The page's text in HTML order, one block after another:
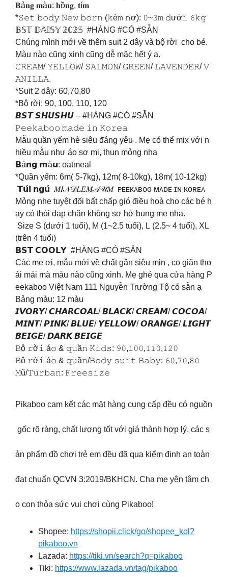
𝐁ả𝐧𝐠 𝐦à𝐮: 𝐡ồ𝐧𝐠, 𝐭í𝐦
*𝚂𝚎𝚝 𝚋𝚘𝚍𝚢 𝙽𝚎𝚠 𝚋𝚘𝚛𝚗 (𝚔è𝚖 𝚗ơ): 𝟶~𝟹𝚖 𝚍ướ𝚒 𝟼𝚔𝚐
𝔹𝕊𝕋 𝔻𝔸𝕀𝕊𝕐 𝟚𝟘𝟚𝟝 #HÀNG #CÓ #SẴN
Chúng mình mới về thêm suit 2 dây và bộ rời cho bé.
Màu nào cũng xinh cũng dễ mặc hết ý ạ.
𝙲𝚁𝙴𝙰𝙼/ 𝚈𝙴𝙻𝙻𝙾𝚆/ 𝚂𝙰𝙻𝙼𝙾𝙽/ 𝙶𝚁𝙴𝙴𝙽/ 𝙻𝙰𝚅𝙴𝙽𝙳𝙴𝚁/ 𝚅
𝙰𝙽𝙸𝙻𝙻𝙰.
*Suit 2 dây: 60,70,80
*Bộ rời: 90, 100, 110, 120
𝘽𝙎𝙏 𝙎𝙃𝙐𝙎𝙃𝙐 – #HÀNG #CÓ #SẴN
𝙿𝚎𝚎𝚔𝚊𝚋𝚘𝚘 𝚖𝚊𝚍𝚎 𝚒𝚗 𝙺𝚘𝚛𝚎𝚊
Mẫu quần yếm hè siêu đáng yêu . Mẹ có thể mix với n
hiều mẫu như áo sơ mi, thun mỏng nha
𝗕ả𝗻𝗴 𝗺à𝘂: oatmeal
*Quần yếm: 6m( 5-7kg), 12m( 8-10kg), 18m( 10-12kg)
𝗧𝘂́𝗶 𝗻𝗴𝘂̉ 𝑀𝐼𝒩𝒟𝐿𝐸𝑀𝒜𝒰𝑀 ᴘᴇᴇᴋᴀʙᴏᴏ ᴍᴀᴅᴇ ɪɴ ᴋᴏʀᴇᴀ
Mỏng nhẹ tuyệt đối bất chấp gió điều hoà cho các bé h
ay có thói đạp chăn không sợ hở bụng mẹ nha.
Size S (dưới 1 tuổi), M (1~2.5 tuổi), L (2.5~ 4 tuổi), XL
(trên 4 tuổi)
𝗕𝗦𝗧 𝗖𝗢𝗢𝗟𝗬 #HÀNG #CÓ #SẴN
Các mẹ ơi, mẫu mới về chất gân siêu mịn , co giãn tho
ải mái mà màu nào cũng xinh. Mẹ ghé qua cửa hàng P
eekaboo Việt Nam 111 Nguyễn Trường Tộ có sẵn ạ
Bảng màu: 12 màu
𝙄𝙑𝙊𝙍𝙔/ 𝘾𝙃𝘼𝙍𝘾𝙊𝘼𝙇/ 𝘽𝙇𝘼𝘾𝙆/ 𝘾𝙍𝙀𝘼𝙈/ 𝘾𝙊𝘾𝙊𝘼/
𝙈𝙄𝙉𝙏/ 𝙋𝙄𝙉𝙆/ 𝘽𝙇𝙐𝙀/ 𝙔𝙀𝙇𝙇𝙊𝙒/ 𝙊𝙍𝘼𝙉𝙂𝙀/ 𝙇𝙄𝙂𝙃𝙏
𝘽𝙀𝙄𝙂𝙀/ 𝘿𝘼𝙍𝙆 𝘽𝙀𝙄𝙂𝙀
𝙱ộ 𝚛ờ𝚒 á𝚘 & 𝚚𝚞ầ𝚗 𝙺𝚒𝚍𝚜: 𝟿𝟶,𝟷𝟶𝟶,𝟷𝟷𝟶,𝟷𝟸𝟶
𝙱ộ 𝚛ờ𝚒 á𝚘 & 𝚚𝚞ầ𝚗/𝙱𝚘𝚍𝚢 𝚜𝚞𝚒𝚝 𝙱𝚊𝚋𝚢: 𝟼𝟶,𝟽𝟶,𝟾𝟶
𝙼ũ/𝚃𝚞𝚛𝚋𝚊𝚗: 𝙵𝚛𝚎𝚎𝚜𝚒𝚣𝚎
Pikaboo cam kết các mặt hàng cung cấp đều có nguồn
gốc rõ ràng, chất lượng tốt với giá thành hợp lý, các s
ản phẩm đồ chơi trẻ em đều đã qua kiểm định an toàn
đạt chuẩn QCVN 3:2019/BKHCN. Cha mẹ yên tâm ch
o con thỏa sức vui chơi cùng Pikaboo!
Shopee: https://shopii.click/go/shopee_kol?
pikaboo.vn
Lazada: https://tiki.vn/search?q=pikaboo
Tiki: https://www.lazada.vn/tag/pikaboo